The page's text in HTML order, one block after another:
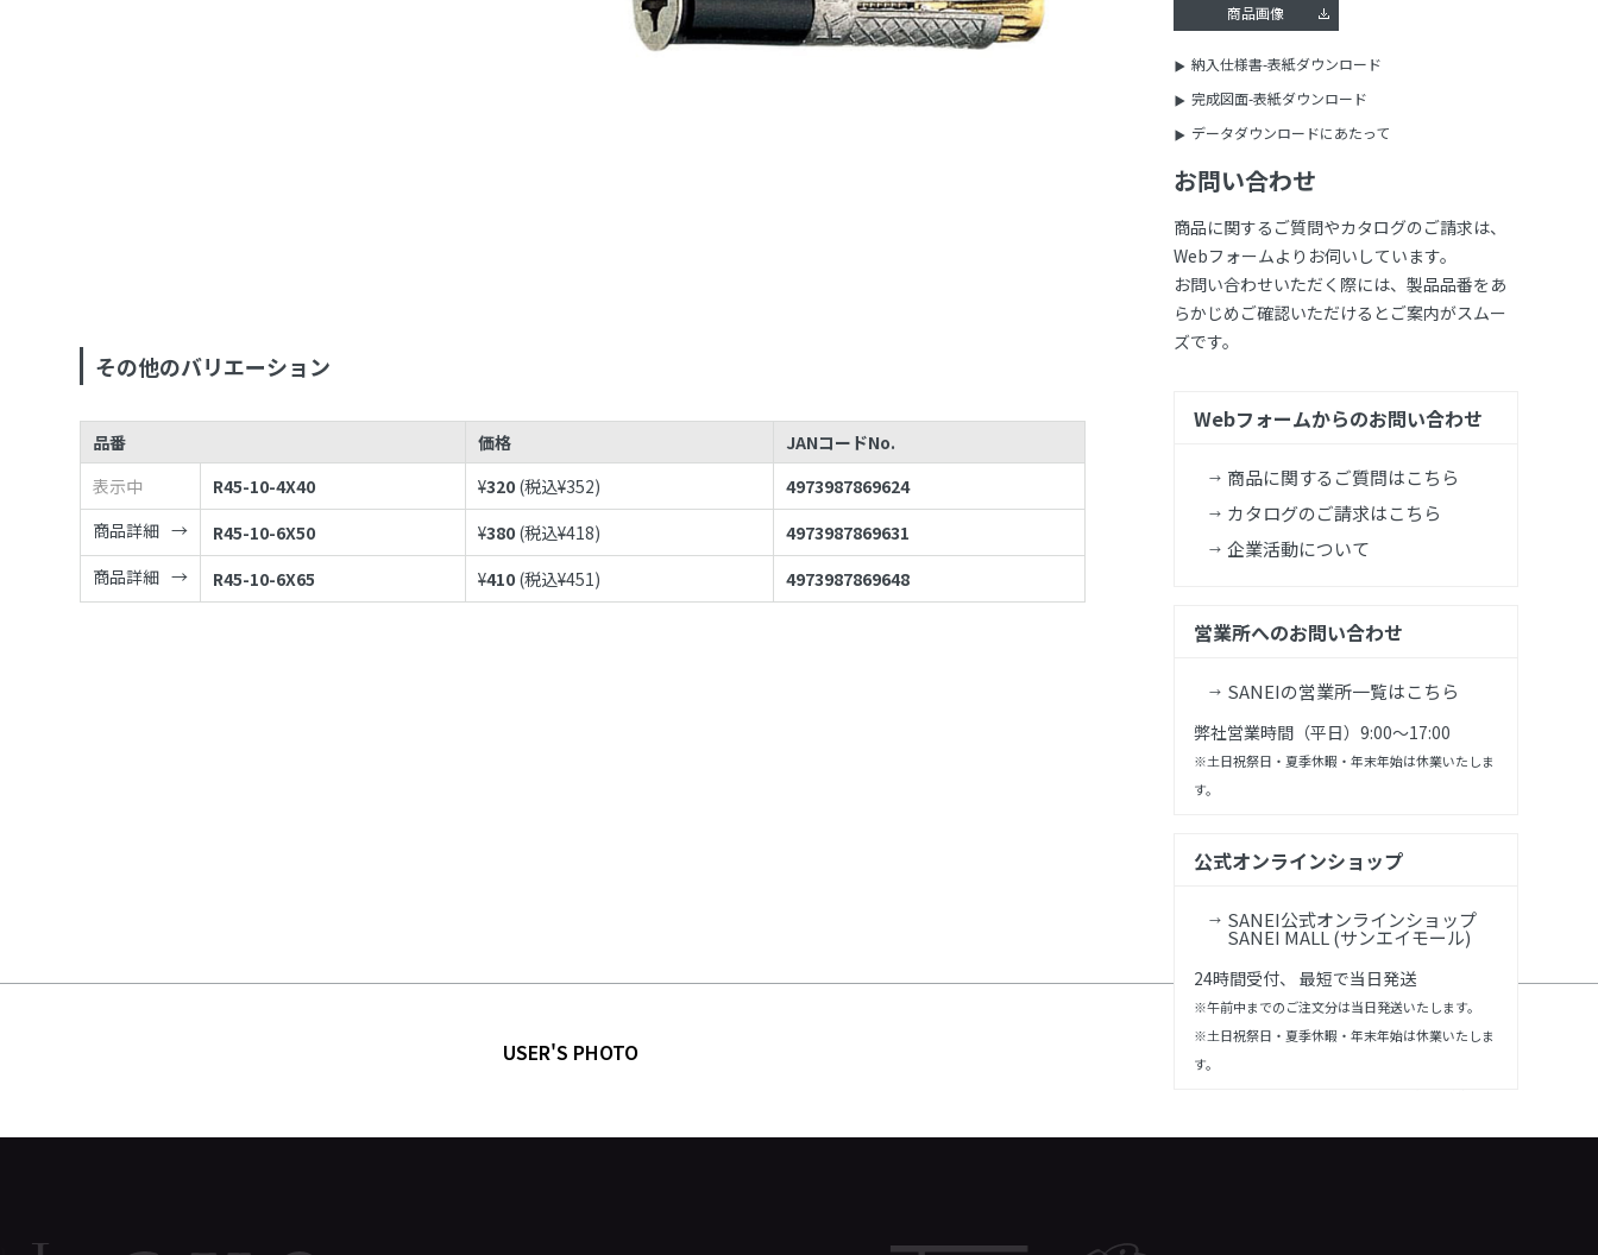
その他のバリエーション
品番 価格
JANコードNo.
表示中
R45-10-4X40 ¥320 (税込¥352)
4973987869624
商品詳細
R45-10-6X50 ¥380 (税込¥418)
4973987869631
商品詳細
R45-10-6X65 ¥410 (税込¥451) 4973987869648
商品画像
納入仕様書-表紙ダウンロード
完成図面-表紙ダウンロード
データダウンロードにあたって
お問い合わせ
商品に関するご質問やカタログのご請求は、
Webフォームよりお伺いしています。
お問い合わせいただく際には、製品品番をあ
らかじめご確認いただけるとご案内がスムー
ズです。
Webフォームからのお問い合わせ
商品に関するご質問はこちら
カタログのご請求はこちら
企業活動について
営業所へのお問い合わせ
SANEIの営業所一覧はこちら
弊社営業時間（平日）9:00～17:00
※土日祝祭日・夏季休暇・年末年始は休業いたしま
す。
公式オンラインショップ
SANEI公式オンラインショップ
SANEI MALL (サンエイモール)
24時間受付、 最短で当日発送
※午前中までのご注文分は当日発送いたします。
※土日祝祭日・夏季休暇・年末年始は休業いたしま
す。
USER'S PHOTO